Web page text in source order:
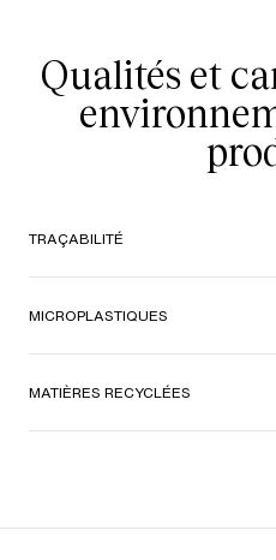
Qualités et
TRAÇABILITÉ
MICROPLASTIQUES
MATIÈRES RECYCLÉES